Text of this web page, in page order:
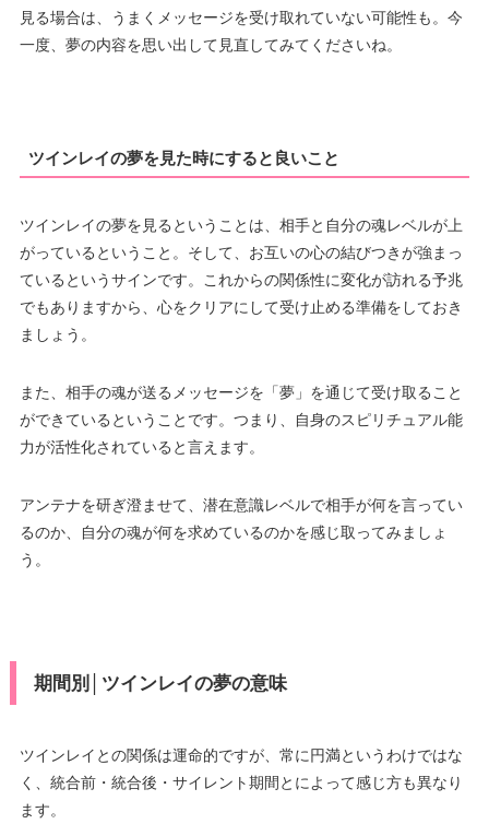
見る場合は、うまくメッセージを受け取れていない可能性も。今
一度、夢の内容を思い出して見直してみてくださいね。
ツインレイの夢を見た時にすると良いこと
ツインレイの夢を見るということは、相手と自分の魂レベルが上
がっているということ。そして、お互いの心の結びつきが強まっ
ているというサインです。これからの関係性に変化が訪れる予兆
でもありますから、心をクリアにして受け止める準備をしておき
ましょう。
また、相手の魂が送るメッセージを「夢」を通じて受け取ること
ができているということです。つまり、自身のスピリチュアル能
力が活性化されていると言えます。
アンテナを研ぎ澄ませて、潜在意識レベルで相手が何を言ってい
るのか、自分の魂が何を求めているのかを感じ取ってみましょ
う。
期間別│ツインレイの夢の意味
ツインレイとの関係は運命的ですが、常に円満というわけではな
く、統合前・統合後・サイレント期間とによって感じ方も異なり
ます。